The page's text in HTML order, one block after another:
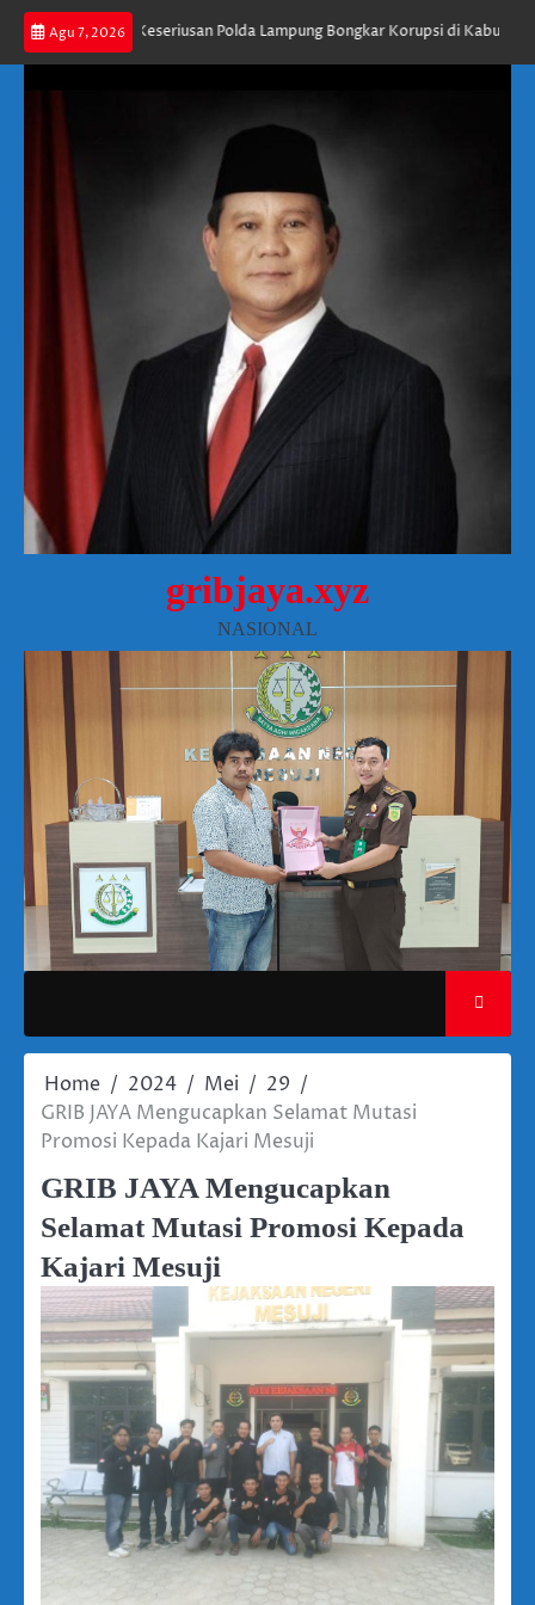
Skip
content
Agu 7, 2026
Apresiasi Keseriusan Polda Lampung Bongkar Korupsi di Kabupaten
gribjaya.xyz
NASIONAL
Home 2024 Mei
29
GRIB JAYA Mengucapkan Selamat Mutasi
Promosi Kepada Kajari Mesuji
GRIB JAYA Mengucapkan
Selamat Mutasi Promosi Kepada
Kajari Mesuji